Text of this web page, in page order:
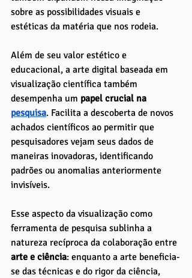
sobre as possibilidades visuais e
estéticas da matéria que nos rodeia.
Além de seu valor estético e
educacional, a arte digital baseada em
visualização científica também
desempenha um papel crucial na
pesquisa. Facilita a descoberta de novos
achados científicos ao permitir que
pesquisadores vejam seus dados de
maneiras inovadoras, identificando
padrões ou anomalias anteriormente
invisíveis.
Esse aspecto da visualização como
ferramenta de pesquisa sublinha a
natureza recíproca da colaboração entre
arte e ciência: enquanto a arte beneficia-
se das técnicas e do rigor da ciência,